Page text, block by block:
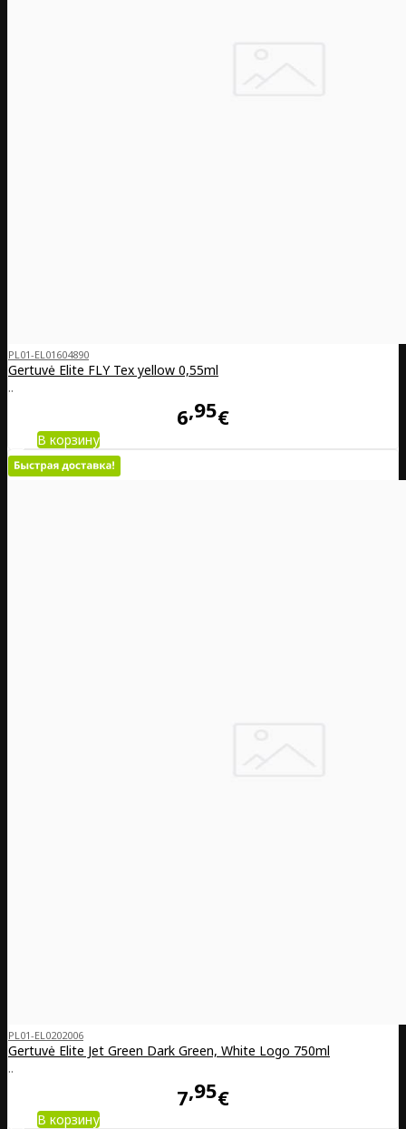
PL01-EL01604890
Gertuvė Elite FLY Tex yellow 0,55ml
..
6 95€
В корзину
PL01-EL0202006
Gertuvė Elite Jet Green Dark Green, White Logo 750ml
..
7 95€
В корзину